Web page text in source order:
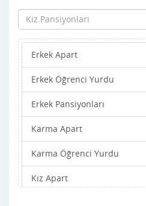
Kalkandere
Merkez
Pazar
Erkek Apart
Erkek Öğrenci Yurdu
Erkek Pansiyonları
Karma Apart
Karma Öğrenci Yurdu
Kız Apart